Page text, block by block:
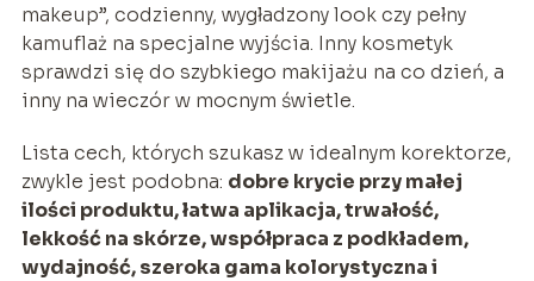
makeup”, codzienny, wygładzony look czy pełny
kamuflaż na specjalne wyjścia. Inny kosmetyk
sprawdzi się do szybkiego makijażu na co dzień, a
inny na wieczór w mocnym świetle.
Lista cech, których szukasz w idealnym korektorze,
zwykle jest podobna: dobre krycie przy małej
ilości produktu, łatwa aplikacja, trwałość,
lekkość na skórze, współpraca z podkładem,
wydajność, szeroka gama kolorystyczna i